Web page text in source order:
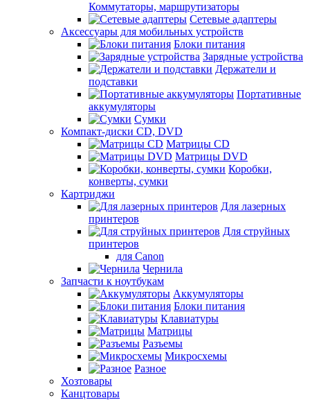
Коммутаторы, маршрутизаторы
Сетевые адаптеры
Аксессуары для мобильных устройств
Блоки питания
Зарядные устройства
Держатели и
подставки
Портативные
аккумуляторы
Сумки
Компакт-диски CD, DVD
Матрицы CD
Матрицы DVD
Коробки,
конверты, сумки
Картриджи
Для лазерных
принтеров
Для струйных
принтеров
для Canon
Чернила
Запчасти к ноутбукам
Аккумуляторы
Блоки питания
Клавиатуры
Матрицы
Разъемы
Микросхемы
Разное
Хозтовары
Канцтовары